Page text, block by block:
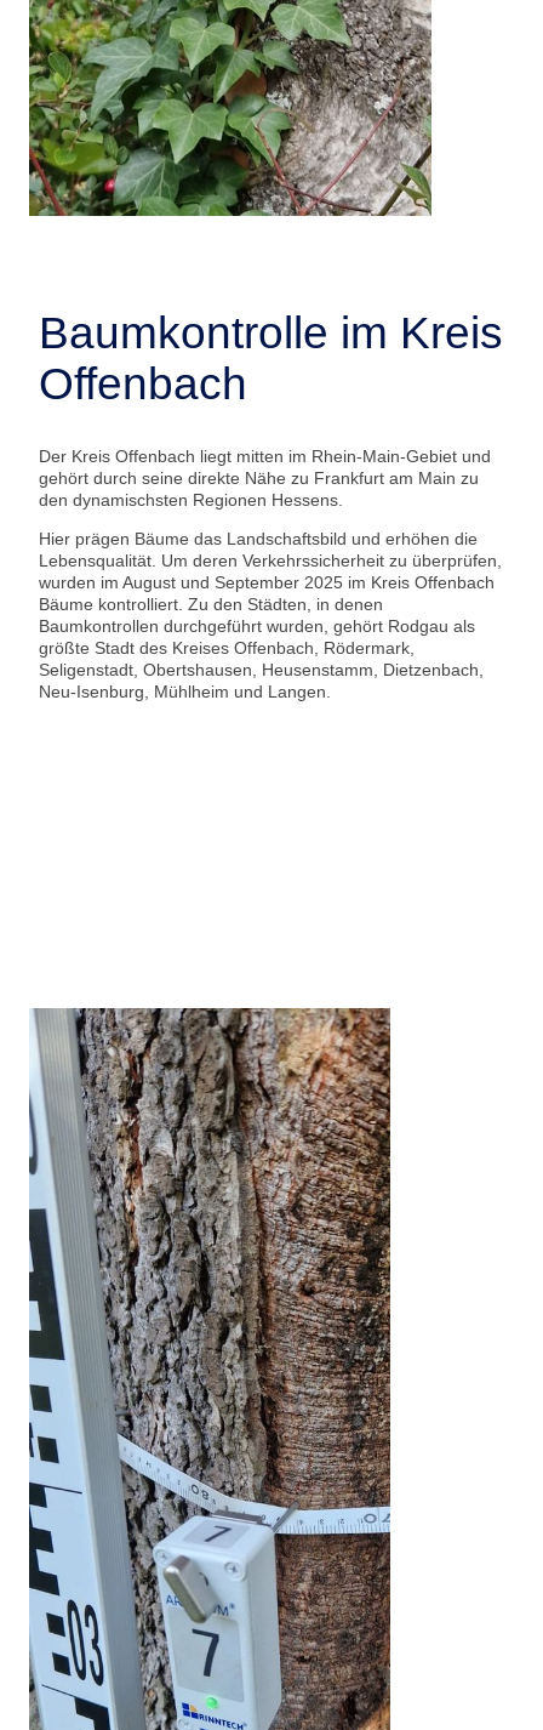
Baumkontrolle im Kreis
Offenbach
Der Kreis Offenbach liegt mitten im Rhein-Main-Gebiet und
gehört durch seine direkte Nähe zu Frankfurt am Main zu
den dynamischsten Regionen Hessens.
Hier prägen Bäume das Landschaftsbild und erhöhen die
Lebensqualität. Um deren Verkehrssicherheit zu überprüfen,
wurden im August und September 2025 im Kreis Offenbach
Bäume kontrolliert. Zu den Städten, in denen
Baumkontrollen durchgeführt wurden, gehört Rodgau als
größte Stadt des Kreises Offenbach, Rödermark,
Seligenstadt, Obertshausen, Heusenstamm, Dietzenbach,
Neu-Isenburg, Mühlheim und Langen.